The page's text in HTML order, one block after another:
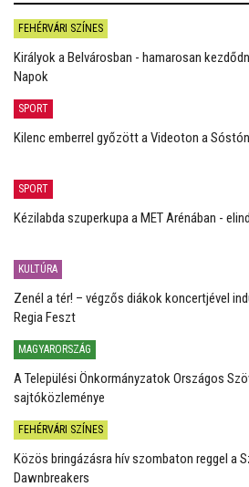
FEHÉRVÁRI SZÍNES
Királyok a Belvárosban - hamarosan
Napok
SPORT
Kilenc emberrel győzött a Videoton a Sóstón
SPORT
Kézilabda szuperkupa a MET Arénában -
KULTÚRA
Zenél a tér! – végzős diákok koncertjével
Regia Feszt
MAGYARORSZÁG
A Települési Önkormányzatok Országos
sajtóközleménye
FEHÉRVÁRI SZÍNES
Közös bringázásra hív szombaton reggel a
Dawnbreakers